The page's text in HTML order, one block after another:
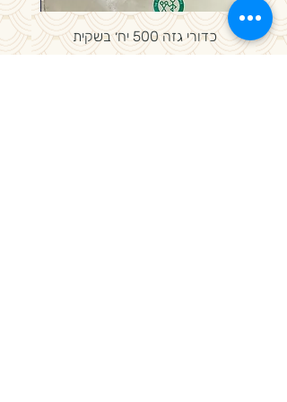
ניתן להשיג בכל המידות- צרו קשר!
כדורי גזה 500 יח׳ בשקית